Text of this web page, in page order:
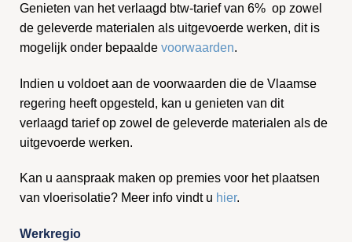
Genieten van het verlaagd btw-tarief van 6% op zowel
de geleverde materialen als uitgevoerde werken, dit is
mogelijk onder bepaalde voorwaarden.
Indien u voldoet aan de voorwaarden die de Vlaamse
regering heeft opgesteld, kan u genieten van dit
verlaagd tarief op zowel de geleverde materialen als de
uitgevoerde werken.
Kan u aanspraak maken op premies voor het plaatsen
van vloerisolatie? Meer info vindt u hier.
Werkregio